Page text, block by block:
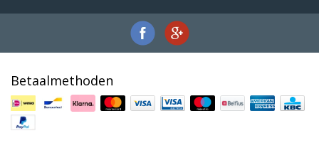
Betaalmethoden